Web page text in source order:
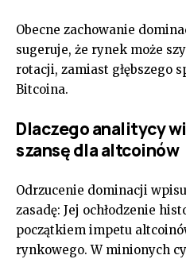
Obecne zachowanie
sugeruje, że rynek może
rotacji, zamiast głębszego
Bitcoina.
Dlaczego analitycy
szansę dla altcoinów
Odrzucenie dominacji
zasadę: Jej ochłodzenie
początkiem impetu
rynkowego. W minionych